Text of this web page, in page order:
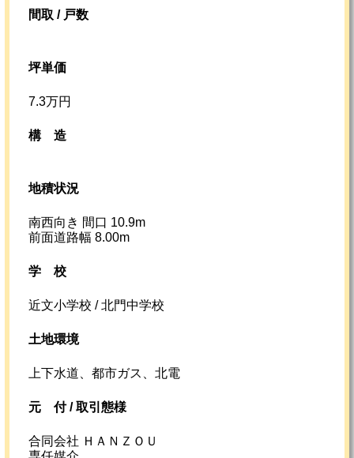
間取 / 戸数
坪単価
7.3万円
構造
地積状況
南西向き 間口 10.9m
前面道路幅 8.00m
学校
近文小学校 / 北門中学校
土地環境
上下水道、都市ガス、北電
元 付 /取引態様
合同会社 ＨＡＮＺＯＵ